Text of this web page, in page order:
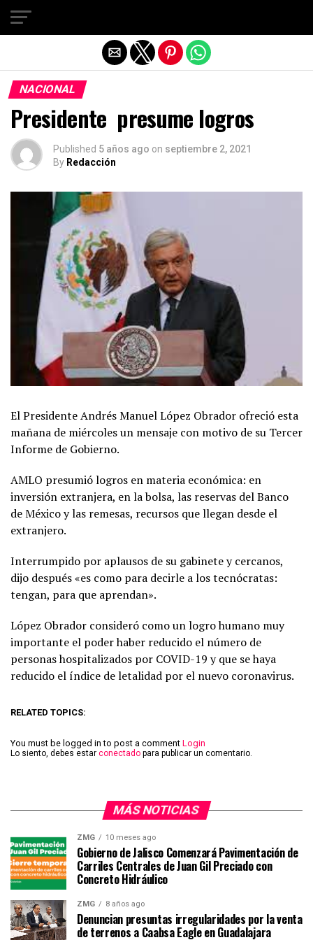
NACIONAL
Presidente presume logros
Published 5 años ago on septiembre 2, 2021
By Redacción
El Presidente Andrés Manuel López Obrador ofreció esta
mañana de miércoles un mensaje con motivo de su Tercer
Informe de Gobierno.
AMLO presumió logros en materia económica: en
inversión extranjera, en la bolsa, las reservas del Banco
de México y las remesas, recursos que llegan desde el
extranjero.
Interrumpido por aplausos de su gabinete y cercanos,
dijo después «es como para decirle a los tecnócratas:
tengan, para que aprendan».
López Obrador consideró como un logro humano muy
importante el poder haber reducido el número de
personas hospitalizados por COVID-19 y que se haya
reducido el índice de letalidad por el nuevo coronavirus.
RELATED TOPICS:
You must be logged in to post a comment Login
Lo siento, debes estar conectado para publicar un comentario.
MÁS NOTICIAS
ZMG 10 meses ago
Gobierno de Jalisco Comenzará Pavimentación de
Carriles Centrales de Juan Gil Preciado con
Concreto Hidráulico
ZMG 8 años ago
Denuncian presuntas irregularidades por la venta
de terrenos a Caabsa Eagle en Guadalajara